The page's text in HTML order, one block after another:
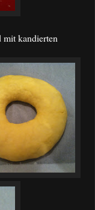
kandierten